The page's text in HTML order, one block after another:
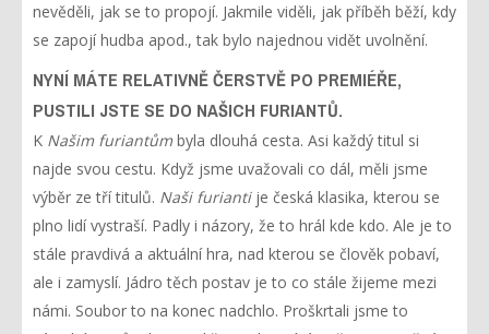
nevěděli, jak se to propojí. Jakmile viděli, jak příběh běží, kdy
se zapojí hudba apod., tak bylo najednou vidět uvolnění.
NYNÍ MÁTE RELATIVNĚ ČERSTVĚ PO PREMIÉŘE,
PUSTILI JSTE SE DO NAŠICH FURIANTŮ.
K Našim furiantům byla dlouhá cesta. Asi každý titul si
najde svou cestu. Když jsme uvažovali co dál, měli jsme
výběr ze tří titulů. Naši furiantije česká klasika, kterou se
plno lidí vystraší. Padly i názory, že to hrál kde kdo. Ale je to
stále pravdivá a aktuální hra, nad kterou se člověk pobaví,
ale i zamyslí. Jádro těch postav je to co stále žijeme mezi
námi. Soubor to na konec nadchlo. Proškrtali jsme to